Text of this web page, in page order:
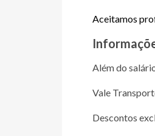
Aceitamos
Além do
Vale
Descontos